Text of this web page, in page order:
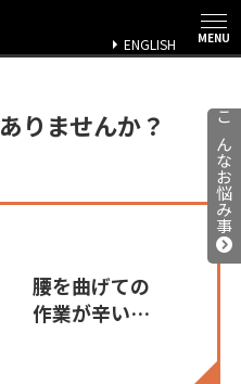
ENGLISH
ありませんか？
腰を曲げての
作業が辛い…
こんなお悩み事